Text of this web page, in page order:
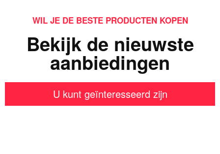
WIL JE DE BESTE PRODUCTEN KOPEN
Bekijk de nieuwste
aanbiedingen
U kunt geïnteresseerd zijn